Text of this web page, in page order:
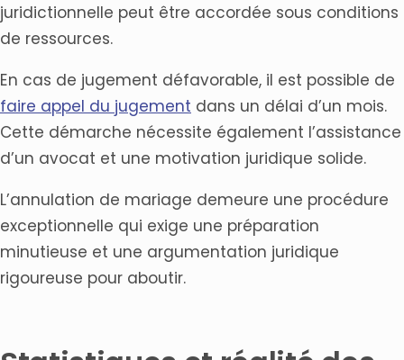
juridictionnelle peut être accordée sous conditions
de ressources.
En cas de jugement défavorable, il est possible de
faire appel du jugement dans un délai d’un mois.
Cette démarche nécessite également l’assistance
d’un avocat et une motivation juridique solide.
L’annulation de mariage demeure une procédure
exceptionnelle qui exige une préparation
minutieuse et une argumentation juridique
rigoureuse pour aboutir.